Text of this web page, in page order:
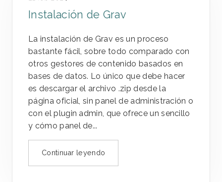
Instalación de Grav
La instalación de Grav es un proceso
bastante fácil, sobre todo comparado con
otros gestores de contenido basados en
bases de datos. Lo único que debe hacer
es descargar el archivo .zip desde la
página oficial, sin panel de administración o
con el plugin admin, que ofrece un sencillo
y cómo panel de...
Continuar leyendo